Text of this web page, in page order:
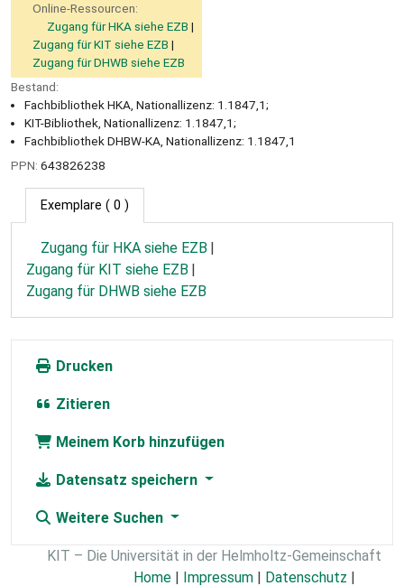
Online-Ressourcen:
Zugang für HKA siehe EZB
Zugang für KIT siehe EZB
Zugang für DHWB siehe EZB
Bestand:
Fachbibliothek HKA, Nationallizenz: 1.1847,1;
KIT-Bibliothek, Nationallizenz: 1.1847,1;
Fachbibliothek DHBW-KA, Nationallizenz: 1.1847,1
PPN: 643826238
Exemplare ( 0 )
Zugang für HKA siehe EZB
Zugang für KIT siehe EZB
Zugang für DHWB siehe EZB
Drucken
Zitieren
Meinem Korb hinzufügen
Datensatz speichern
Weitere Suchen
KIT – Die Universität in der Helmholtz-Gemeinschaft
Home | Impressum | Datenschutz |